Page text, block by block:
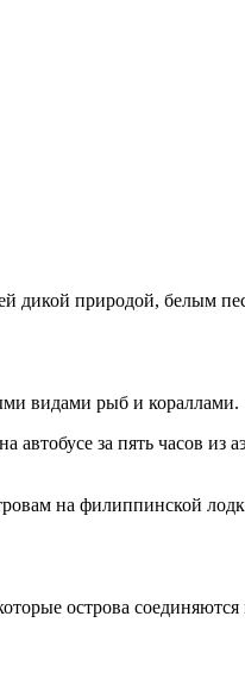
дикой природой, белым
видами рыб и кораллами.
автобусе за пять часов
на филиппинской
острова